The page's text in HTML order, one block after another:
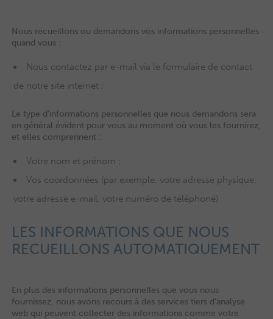
Nous recueillons ou demandons vos informations personnelles
quand vous :
Nous contactez par e-mail via le formulaire de contact
de notre site internet ;
Le type d’informations personnelles que nous demandons sera
en général évident pour vous au moment où vous les fournirez,
et elles comprennent :
Votre nom et prénom ;
Vos coordonnées (par exemple, votre adresse physique,
votre adresse e-mail, votre numéro de téléphone)
LES INFORMATIONS QUE NOUS
RECUEILLONS AUTOMATIQUEMENT
En plus des informations personnelles que vous nous
fournissez, nous avons recours à des services tiers d’analyse
web qui peuvent collecter des informations comme votre